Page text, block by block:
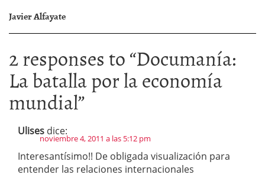
Javier Alfayate
2 responses to “Documanía:
La batalla por la economía
mundial”
Ulises dice:
noviembre 4, 2011 a las 5:12 pm
Interesantísimo!! De obligada visualización para
entender las relaciones internacionales